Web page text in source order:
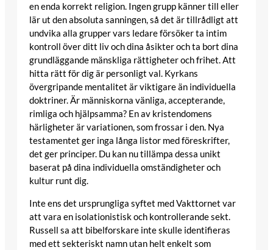
en enda korrekt religion. Ingen grupp känner till eller
lär ut den absoluta sanningen, så det är tillrådligt att
undvika alla grupper vars ledare försöker ta intim
kontroll över ditt liv och dina åsikter och ta bort dina
grundläggande mänskliga rättigheter och frihet. Att
hitta rätt för dig är personligt val. Kyrkans
övergripande mentalitet är viktigare än individuella
doktriner. Är människorna vänliga, accepterande,
rimliga och hjälpsamma? En av kristendomens
härligheter är variationen, som frossar i den. Nya
testamentet ger inga långa listor med föreskrifter,
det ger principer. Du kan nu tillämpa dessa unikt
baserat på dina individuella omständigheter och
kultur runt dig.
Inte ens det ursprungliga syftet med Vakttornet var
att vara en isolationistisk och kontrollerande sekt.
Russell sa att bibelforskare inte skulle identifieras
med ett sekteriskt namn utan helt enkelt som